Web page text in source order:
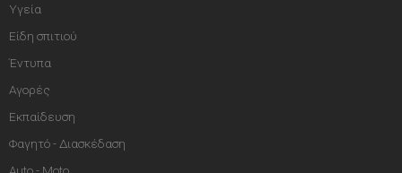
Υγεία
Είδη σπιτιού
Έντυπα
Αγορές
Εκπαίδευση
Φαγητό - Διασκέδαση